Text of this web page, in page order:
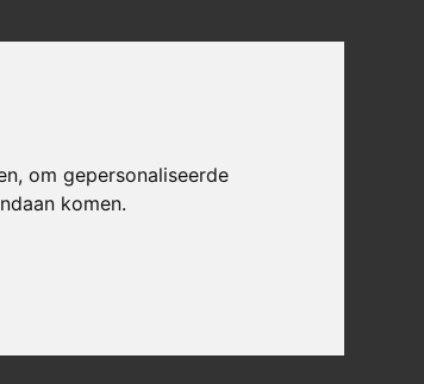
om gepersonaliseerde
komen.